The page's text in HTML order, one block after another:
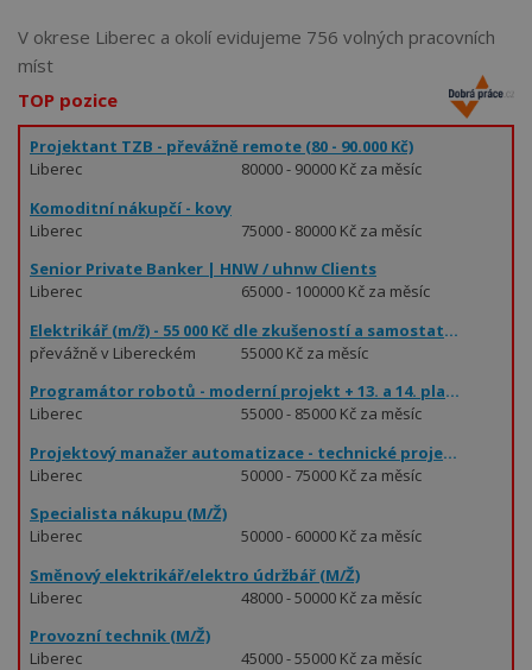
V okrese Liberec a okolí evidujeme 756 volných pracovních
míst
TOP pozice
Projektant TZB - převážně remote (80 - 90.000 Kč)
Liberec
80000 - 90000 Kč za měsíc
Komoditní nákupčí - kovy
Liberec
75000 - 80000 Kč za měsíc
Senior Private Banker | HNW / uhnw Clients
Liberec
65000 - 100000 Kč za měsíc
Elektrikář (m/ž) - 55 000 Kč dle zkušeností a samostatnosti
převážně v Libereckém
55000 Kč za měsíc
Programátor robotů - moderní projekt + 13. a 14. plat (55 - 85.000 Kč)
Liberec
55000 - 85000 Kč za měsíc
Projektový manažer automatizace - technické projekty (50 - 75.000 Kč)
Liberec
50000 - 75000 Kč za měsíc
Specialista nákupu (M/Ž)
Liberec
50000 - 60000 Kč za měsíc
Směnový elektrikář/elektro údržbář (M/Ž)
Liberec
48000 - 50000 Kč za měsíc
Provozní technik (M/Ž)
Liberec
45000 - 55000 Kč za měsíc